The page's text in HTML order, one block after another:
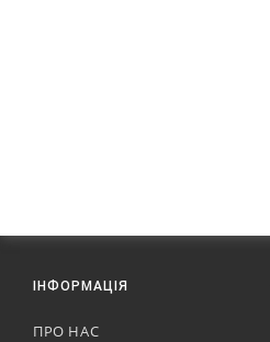
ІНФОРМАЦІЯ
ПРО НАС